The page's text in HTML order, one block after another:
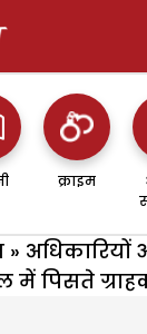
क्राइम
» अधिकारियों
में पिसते